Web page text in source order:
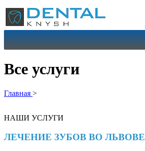
Перейти
содержимому
Все услуги
Главная >
НАШИ УСЛУГИ
ЛЕЧЕНИЕ ЗУБОВ ВО ЛЬВОВЕ